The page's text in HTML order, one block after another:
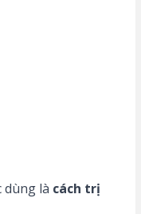
dùng là cách trị